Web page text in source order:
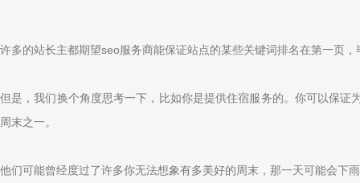
许多的站长主都期望seo服务商能保证站点的某些关键词排名在第一页
但是，我们换个角度思考一下，比如你是提供住宿服务的。你可以保
周末之一。
他们可能曾经度过了许多你无法想象有多美好的周末，那一天可能会下